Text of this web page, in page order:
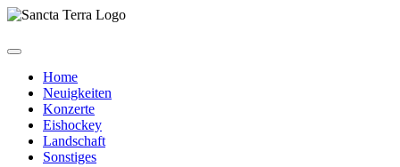
Home
Neuigkeiten
Konzerte
Eishockey
Landschaft
Sonstiges